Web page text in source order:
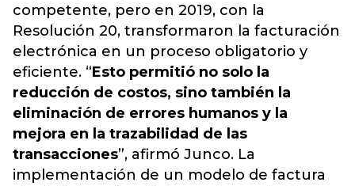
competente, pero en 2019, con la
Resolución 20, transformaron la facturación
electrónica en un proceso obligatorio y
eficiente. “Esto permitió no solo la
reducción de costos, sino también la
eliminación de errores humanos y la
mejora en la trazabilidad de las
transacciones”, afirmó Junco. La
implementación de un modelo de factura